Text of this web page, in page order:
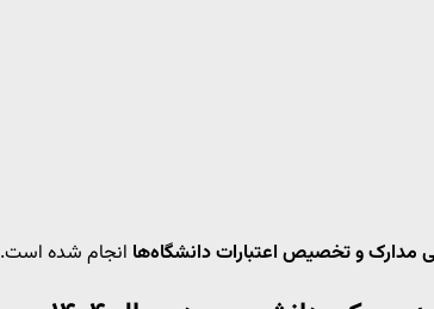
مدارک و تخصیص اعتبارات دانشگاه‌ها انجام شده است.